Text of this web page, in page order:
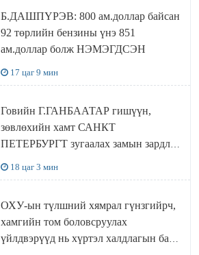
Б.ДАШПҮРЭВ: 800 ам.доллар байсан
92 төрлийн бензины үнэ 851
ам.доллар болж НЭМЭГДСЭН
17 цаг 9 мин
Говийн Г.ГАНБААТАР гишүүн,
зөвлөхийн хамт САНКТ
ПЕТЕРБУРГТ зугаалах замын зардлаа
18 цаг 3 мин
ОХУ-ын түлшний хямрал гүнзгийрч,
хамгийн том боловсруулах
үйлдвэрүүд нь хүртэл халдлагын бай